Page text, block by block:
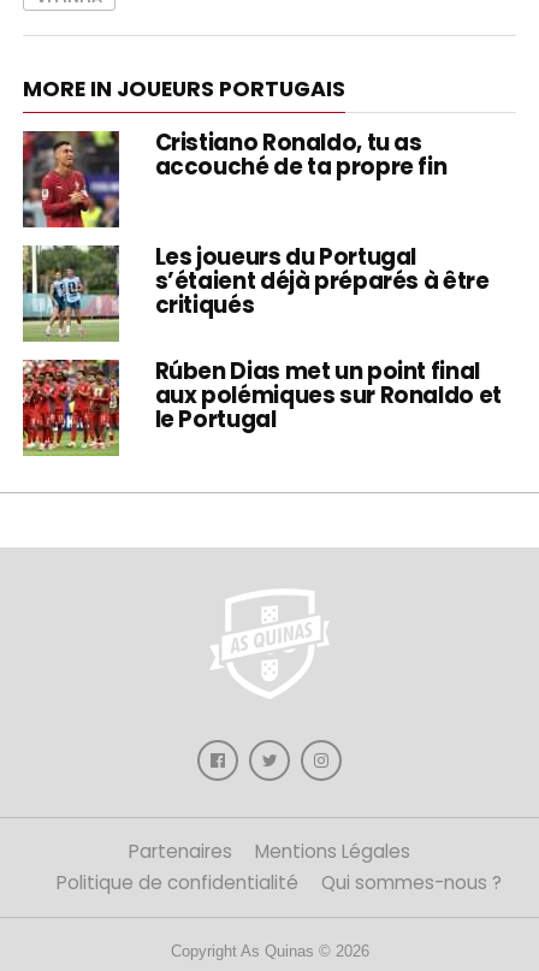
MORE IN JOUEURS PORTUGAIS
Cristiano Ronaldo, tu as
accouché de ta propre fin
Les joueurs du Portugal
s’étaient déjà préparés à être
critiqués
Rúben Dias met un point final
aux polémiques sur Ronaldo et
le Portugal
Partenaires
Mentions Légales
Politique de confidentialité
Qui sommes-nous ?
Copyright As Quinas © 2026